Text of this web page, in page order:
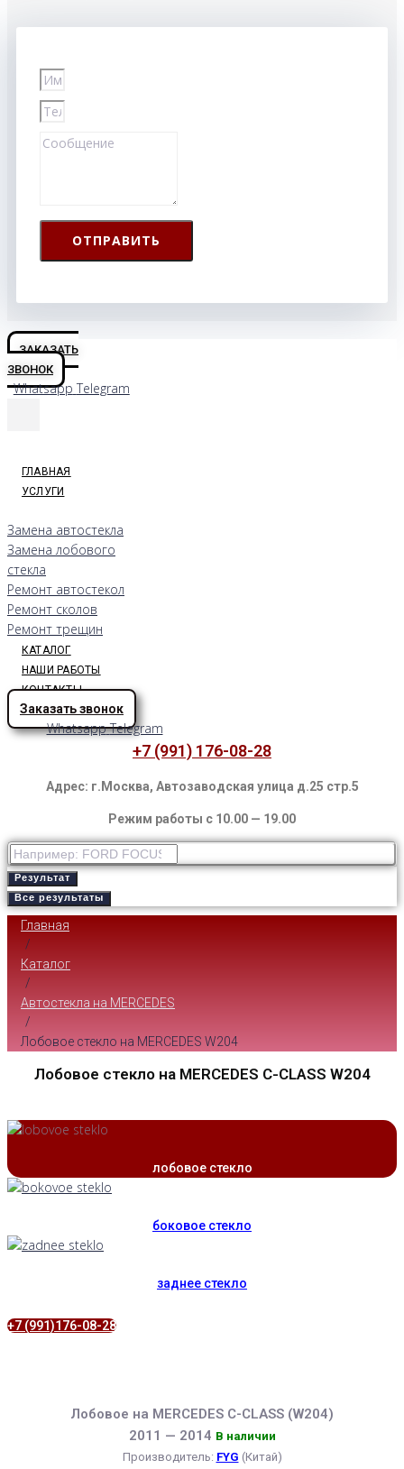
ОТПРАВИТЬ
ЗАКАЗАТЬ
ЗВОНОК
Whatsapp Telegram
ГЛАВНАЯ
УСЛУГИ
Замена автостекла
Замена лобового
стекла
Ремонт автостекол
Ремонт сколов
Ремонт трещин
КАТАЛОГ
НАШИ РАБОТЫ
КОНТАКТЫ
Заказать звонок
Whatsapp Telegram
+7 (991) 176-08-28
Адрес: г.Москва, Автозаводская улица д.25 стр.5
Режим работы с 10.00 — 19.00
Результат
Все результаты
Главная
/
Каталог
/
Автостекла на MERCEDES
/
Лобовое стекло на MERCEDES W204
Лобовое стекло на MERCEDES C-CLASS W204
лобовое стекло
боковое стекло
заднее стекло
+7 (991)176-08-28
Лобовое на MERCEDES C-CLASS (W204)
2011 — 2014 В наличии
Производитель: FYG (Китай)